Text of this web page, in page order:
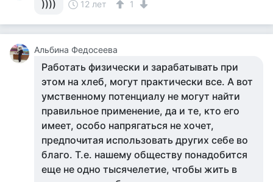
)))) 12 лет 1
Альбина Федосеева
Работать физически и зарабатывать при
этом на хлеб, могут практически все. А вот
умственному потенциалу не могут найти
правильное применение, да и те, кто его
имеет, особо напрягаться не хочет,
предпочитая использовать других себе во
благо. Т.е. нашему обществу понадобится
еще не одно тысячелетие, чтобы жить в